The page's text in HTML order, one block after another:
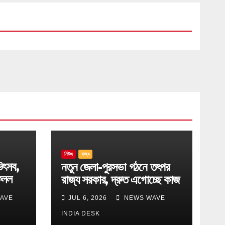
নিউজ রাজ্য
নতুন জেলা-পুরসভা গঠনে তৎপর
রাজ্য সরকার, দ্রুত এগোচ্ছে কাজ
JUL 6, 2026 NEWS WAVE
INDIA DESK